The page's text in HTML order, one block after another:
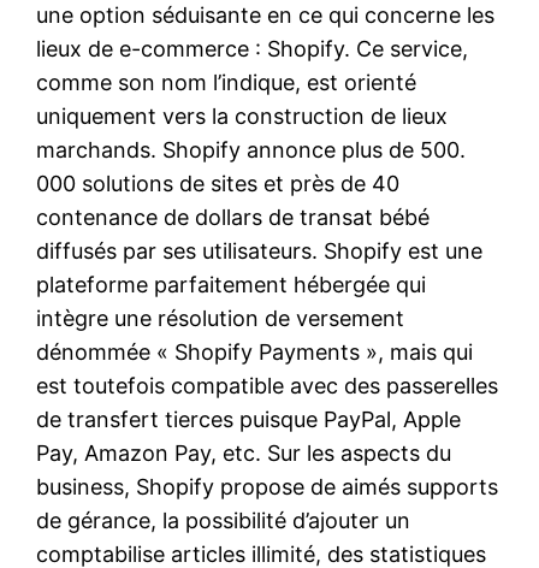
une option séduisante en ce qui concerne les
lieux de e-commerce : Shopify. Ce service,
comme son nom l’indique, est orienté
uniquement vers la construction de lieux
marchands. Shopify annonce plus de 500.
000 solutions de sites et près de 40
contenance de dollars de transat bébé
diffusés par ses utilisateurs. Shopify est une
plateforme parfaitement hébergée qui
intègre une résolution de versement
dénommée « Shopify Payments », mais qui
est toutefois compatible avec des passerelles
de transfert tierces puisque PayPal, Apple
Pay, Amazon Pay, etc. Sur les aspects du
business, Shopify propose de aimés supports
de gérance, la possibilité d’ajouter un
comptabilise articles illimité, des statistiques